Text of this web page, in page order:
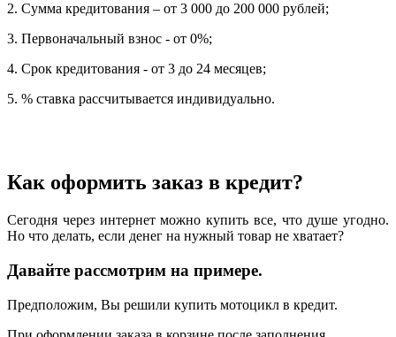
2. Сумма кредитования – от 3 000 до 200 000 рублей;
3. Первоначальный взнос - от 0%;
4. Срок кредитования - от 3 до 24 месяцев;
5. % ставка рассчитывается индивидуально.
Как оформить заказ в кредит?
Сегодня через интернет можно купить все, что душе угодно.
Но что делать, если денег на нужный товар не хватает?
Давайте рассмотрим на примере.
Предположим, Вы решили купить мотоцикл в кредит.